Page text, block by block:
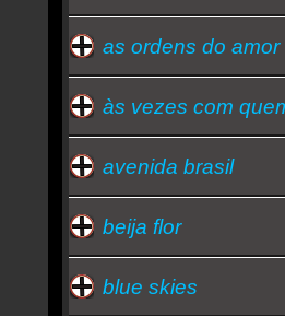
as ordens do amor
às vezes com
avenida brasil
beija flor
blue skies